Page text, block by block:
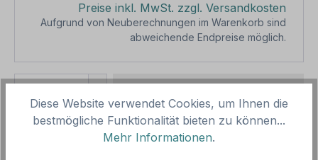
Preise inkl. MwSt. zzgl. Versandkosten
Aufgrund von Neuberechnungen im Warenkorb sind
abweichende Endpreise möglich.
Produkt Anzahl: Gib den gewünschten
1 In den Warenkorb
Produktnummer:SH11882
Vorlagenummer: LKW-IND-43
Diese Website verwendet Cookies, um Ihnen die
bestmögliche Funktionalität bieten zu können...
Mehr Informationen.